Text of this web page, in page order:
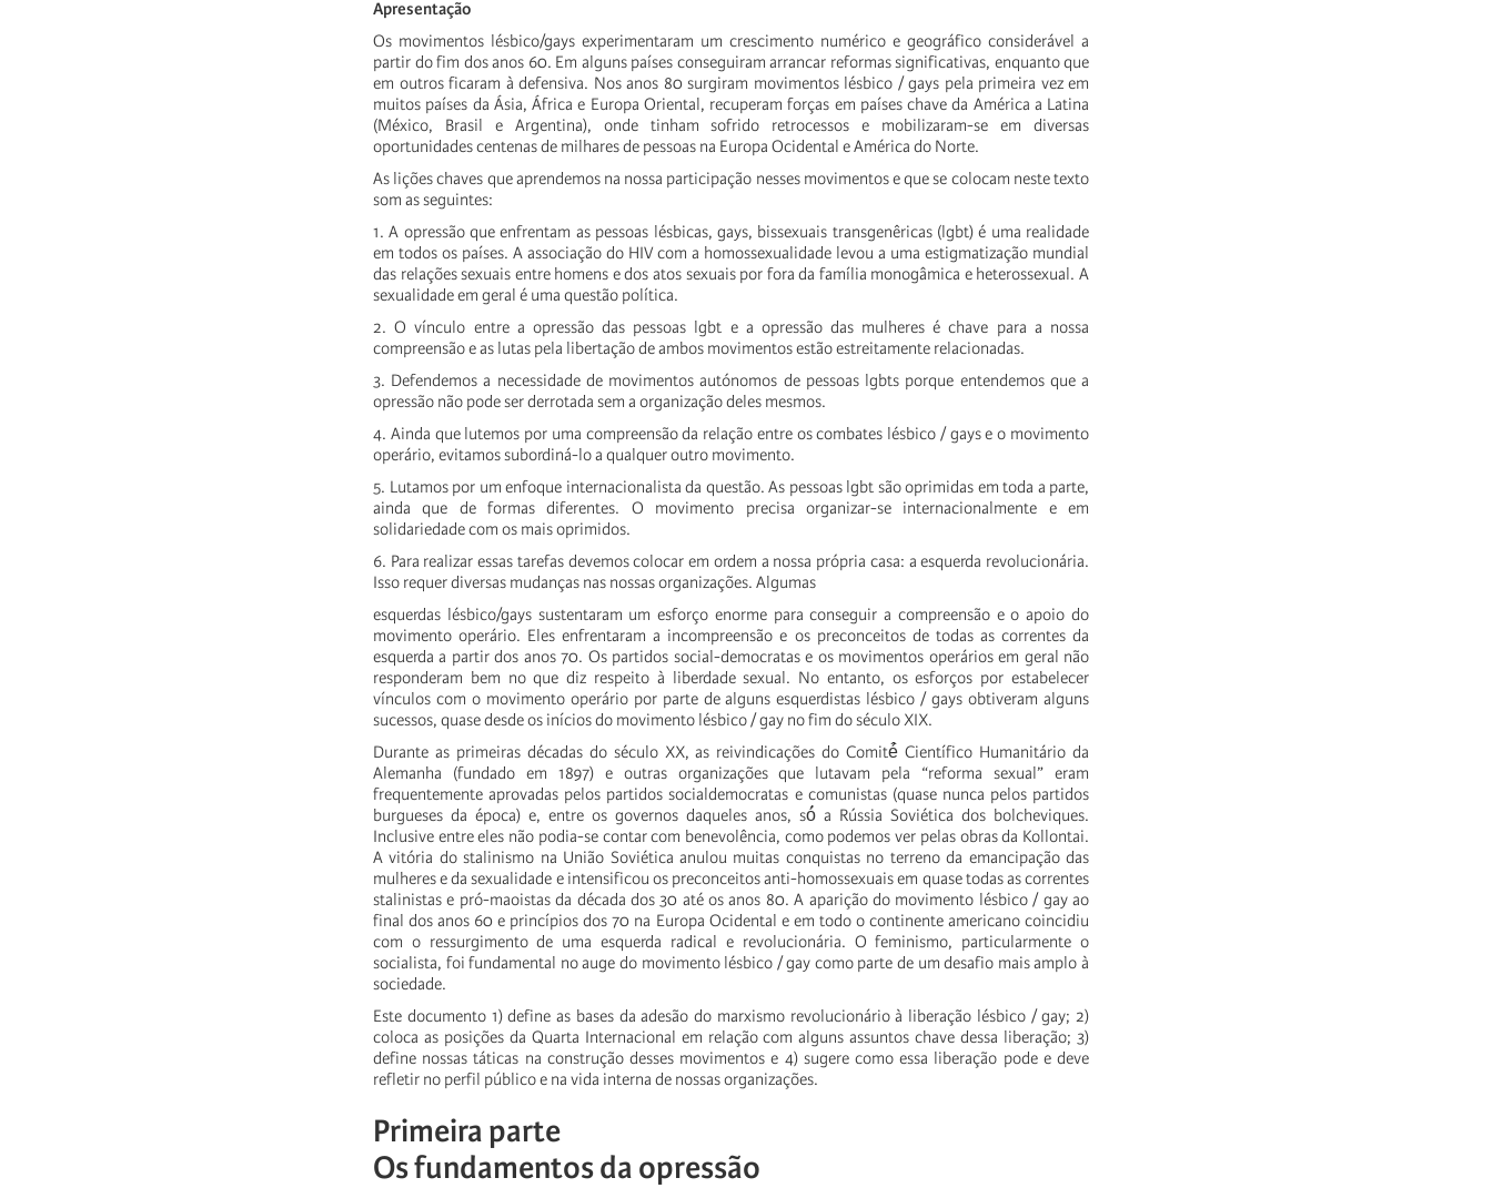
Apresentação
Os movimentos lésbico/gays experimentaram um crescimento numérico e geográfico considerável a
partir do fim dos anos 60. Em alguns países conseguiram arrancar reformas significativas, enquanto que
em outros ficaram à defensiva. Nos anos 80 surgiram movimentos lésbico / gays pela primeira vez em
muitos países da Ásia, África e Europa Oriental, recuperam forças em países chave da América a Latina
(México, Brasil e Argentina), onde tinham sofrido retrocessos e mobilizaram-se em diversas
oportunidades centenas de milhares de pessoas na Europa Ocidental e América do Norte.
As lições chaves que aprendemos na nossa participação nesses movimentos e que se colocam neste texto
som as seguintes:
1. A opressão que enfrentam as pessoas lésbicas, gays, bissexuais transgenêricas (lgbt) é uma realidade
em todos os países. A associação do HIV com a homossexualidade levou a uma estigmatização mundial
das relações sexuais entre homens e dos atos sexuais por fora da família monogâmica e heterossexual. A
sexualidade em geral é uma questão política.
2. O vínculo entre a opressão das pessoas lgbt e a opressão das mulheres é chave para a nossa
compreensão e as lutas pela libertação de ambos movimentos estão estreitamente relacionadas.
3. Defendemos a necessidade de movimentos autónomos de pessoas lgbts porque entendemos que a
opressão não pode ser derrotada sem a organização deles mesmos.
4. Ainda que lutemos por uma compreensão da relação entre os combates lésbico / gays e o movimento
operário, evitamos subordiná-lo a qualquer outro movimento.
5. Lutamos por um enfoque internacionalista da questão. As pessoas lgbt são oprimidas em toda a parte,
ainda que de formas diferentes. O movimento precisa organizar-se internacionalmente e em
solidariedade com os mais oprimidos.
6. Para realizar essas tarefas devemos colocar em ordem a nossa própria casa: a esquerda revolucionária.
Isso requer diversas mudanças nas nossas organizações. Algumas
esquerdas lésbico/gays sustentaram um esforço enorme para conseguir a compreensão e o apoio do
movimento operário. Eles enfrentaram a incompreensão e os preconceitos de todas as correntes da
esquerda a partir dos anos 70. Os partidos social-democratas e os movimentos operários em geral não
responderam bem no que diz respeito à liberdade sexual. No entanto, os esforços por estabelecer
vínculos com o movimento operário por parte de alguns esquerdistas lésbico / gays obtiveram alguns
sucessos, quase desde os inícios do movimento lésbico / gay no fim do século XIX.
Durante as primeiras décadas do século XX, as reivindicações do Comité̂ Científico Humanitário da
Alemanha (fundado em 1897) e outras organizações que lutavam pela “reforma sexual” eram
frequentemente aprovadas pelos partidos socialdemocratas e comunistas (quase nunca pelos partidos
burgueses da época) e, entre os governos daqueles anos, só́ a Rússia Soviética dos bolcheviques.
Inclusive entre eles não podia-se contar com benevolência, como podemos ver pelas obras da Kollontai.
A vitória do stalinismo na União Soviética anulou muitas conquistas no terreno da emancipação das
mulheres e da sexualidade e intensificou os preconceitos anti-homossexuais em quase todas as correntes
stalinistas e pró-maoistas da década dos 30 até os anos 80. A aparição do movimento lésbico / gay ao
final dos anos 60 e princípios dos 70 na Europa Ocidental e em todo o continente americano coincidiu
com o ressurgimento de uma esquerda radical e revolucionária. O feminismo, particularmente o
socialista, foi fundamental no auge do movimento lésbico / gay como parte de um desafio mais amplo à
sociedade.
Este documento 1) define as bases da adesão do marxismo revolucionário à liberação lésbico / gay; 2)
coloca as posições da Quarta Internacional em relação com alguns assuntos chave dessa liberação; 3)
define nossas táticas na construção desses movimentos e 4) sugere como essa liberação pode e deve
refletir no perfil público e na vida interna de nossas organizações.
Primeira parte
Os fundamentos da opressão